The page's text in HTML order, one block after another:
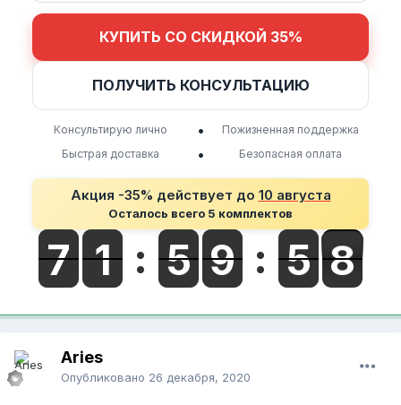
КУПИТЬ СО СКИДКОЙ 35%
ПОЛУЧИТЬ КОНСУЛЬТАЦИЮ
Консультирую лично •
Пожизненная поддержка
Быстрая доставка
• Безопасная оплата
Акция -35% действует до 10 августа
Осталось всего 5 комплектов
Aries
Опубликовано 26 декабря, 2020